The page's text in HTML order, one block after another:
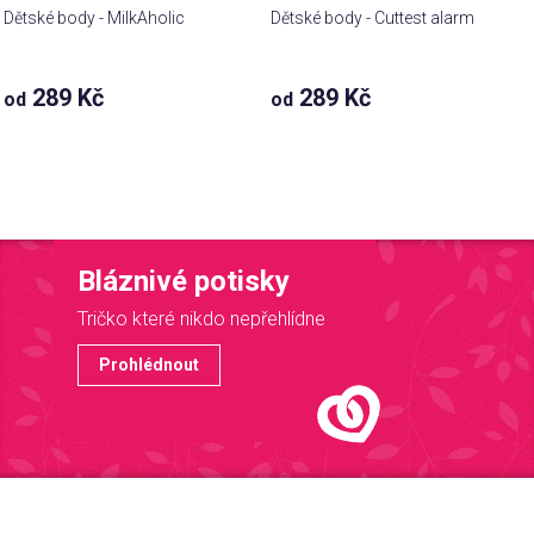
Dětské body - MilkAholic
od 289 Kč
Dětské body - Cuttest alarm
od 289 Kč
Bláznivé potisky
Tričko které nikdo nepřehlídne
Prohlédnout